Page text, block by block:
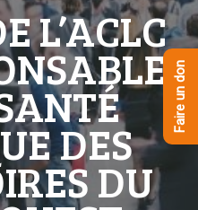
L’ACLC
DES
DU
Faire un don